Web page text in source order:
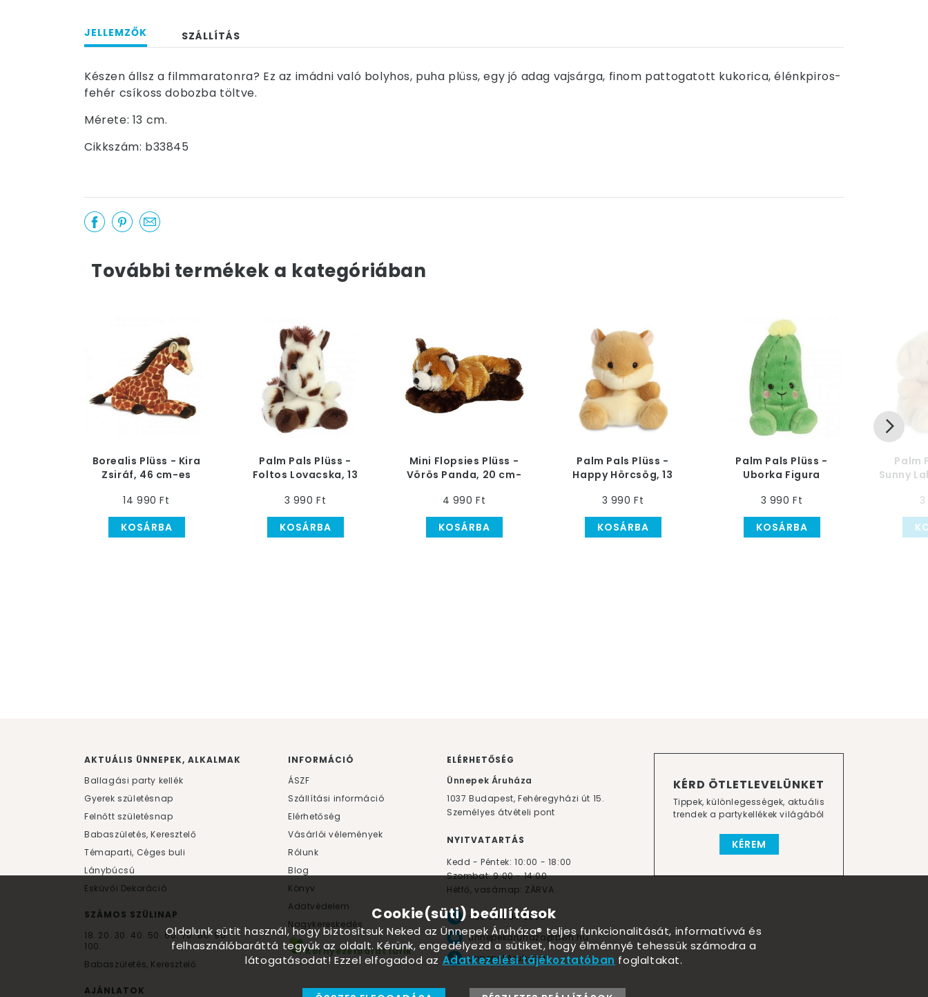
JELLEMZŐK SZÁLLÍTÁS
Készen állsz a filmmaratonra? Ez az imádni való bolyhos, puha plüss, egy jó adag vajsárga, finom pattogatott kukorica, élénkpiros-
fehér csíkoss dobozba töltve.
Mérete: 13 cm.
Cikkszám: b33845
További termékek a kategóriában
Borealis Plüss - Kira
Zsiráf, 46 cm-es
14 990 Ft
KOSÁRBA
Palm Pals Plüss -
Foltos Lovacska, 13
3 990 Ft
KOSÁRBA
Mini Flopsies Plüss -
Vörös Panda, 20 cm-
4 990 Ft
KOSÁRBA
Palm Pals Plüss -
Happy Hörcsög, 13
3 990 Ft
KOSÁRBA
Palm Pals Plüss -
Uborka Figura
3 990 Ft
KOSÁRBA
Palm
Sunny
KÉRD ÖTLETLEVELÜNKET
Tippek, különlegességek, aktuális
trendek a partykellékek világából
KÉREM
AKTUÁLIS ÜNNEPEK, ALKALMAK
Ballagási party kellék
Gyerek születésnap
Felnőtt születésnap
Babaszületés, Keresztelő
Témaparti, Céges buli
Lánybúcsú
Esküvői Dekoráció
SZÁMOS SZÜLINAP
18. 20. 30. 40. 50. 60.70.80.90.
100.
Babaszületés, Keresztelő
AJÁNLATOK
INFORMÁCIÓ
ÁSZF
Szállítási információ
Elérhetőség
Vásárlói vélemények
Rólunk
Blog
Könyv
Adatvédelem
Nagykereskedés
Környezetbarát lufik
ELÉRHETŐSÉG
Ünnepek Áruháza
1037 Budapest, Fehéregyházi út 15.
Személyes átvételi pont
NYITVATARTÁS
Kedd - Péntek: 10:00 - 18:00
Szombat: 9:00 - 14:00
Hétfő, vasárnap: ZÁRVA
+36 30 984 6955
unnepekaruhaza@bwh.hu
UnnepekAruhaza
Cookie(süti) beállítások
Oldalunk sütit használ, hogy biztosítsuk Neked az Ünnepek Áruháza® teljes funkcionalitását, informatívvá és
felhasználóbaráttá tegyük az oldalt. Kérünk, engedélyezd a sütiket, hogy élménnyé tehessük számodra a
látogatásodat! Ezzel elfogadod az Adatkezelési tájékoztatóban foglaltakat.